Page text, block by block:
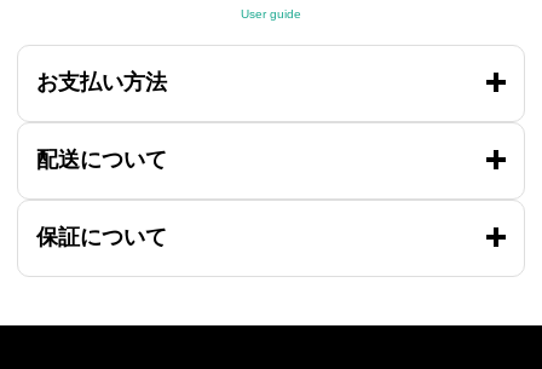
User guide
お支払い方法
配送について
保証について